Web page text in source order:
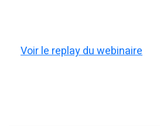
Voir le replay du webinaire